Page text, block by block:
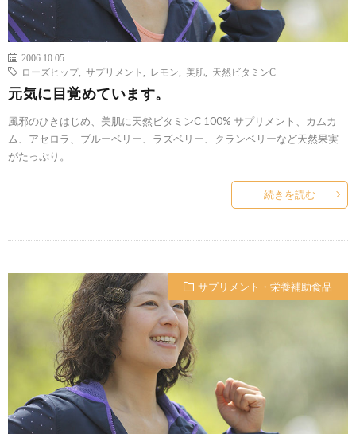
2006.10.05
ローズヒップ, サプリメント レモン 美肌 天然ビタミンC
元気に目覚めています。
風邪のひきはじめ、美肌に天然ビタミンC 100% サプリメント、カムカ
ム、アセロラ、ブルーベリー、ラズベリー、クランベリーなど天然果実
がたっぷり。
続きを読む
サプリメント・栄養補助食品